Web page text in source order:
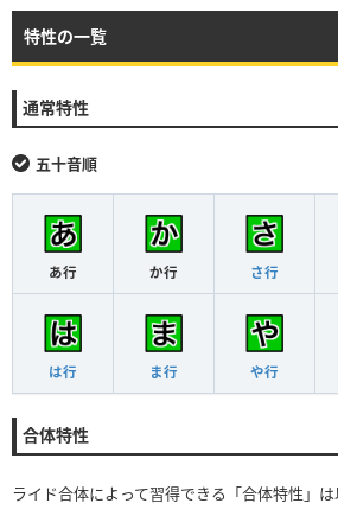
特性の一覧
通常特性
五十音順
あ行 か行 さ行
は行 ま行 や行
合体特性
ライド合体によって習得できる「合体特性」